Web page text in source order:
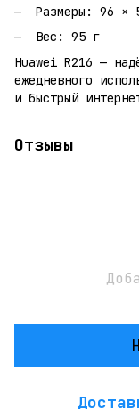
Размеры: 96 ×
Вес: 95 г
Huawei R216 —
ежедневного
и быстрый
Отзывы